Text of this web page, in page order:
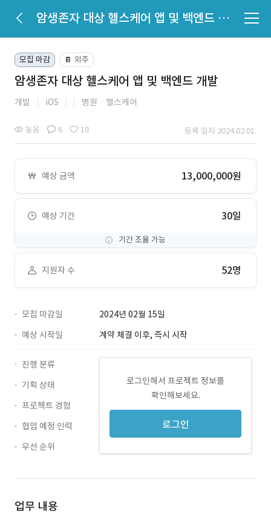
암생존자 대상 헬스케어 앱 및 백엔드 개발
모집 마감 📔 외주
암생존자 대상 헬스케어 앱 및 백엔드 개발
개발 iOS 병원ㆍ헬스케어
높음 6 18 등록 일자 2024.02.01.
예상 금액 13,000,000원
예상 기간 30일
기간 조율 가능
지원자 수 52명
모집 마감일
2024년 02월 15일
예상 시작일
계약 체결 이후, 즉시 시작
로그인해서 프로젝트 정보를
확인해보세요.
로그인
진행 분류
기획 상태
프로젝트 경험
협업 예정 인력
우선 순위
업무 내용